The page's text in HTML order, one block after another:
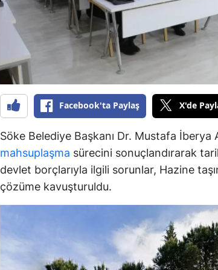
Yalova
Karabük
Osmaniye
Facebook'ta Paylaş X'de
Söke Belediye Başkanı Dr. Mustafa İberya
mahsuplaşma sürecini sonuçlandırarak
devlet borçlarıyla ilgili sorunlar, Hazine
çözüme kavuşturuldu.